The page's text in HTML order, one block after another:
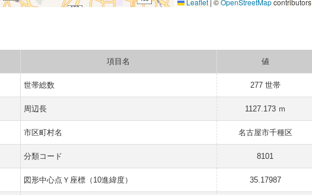
Leaflet | ©OpenStreetMapcontributors
項目名 値
世帯総数 277 世帯
周辺長 1127.173 ｍ
市区町村名 名古屋市千種区
分類コード 8101
図形中心点Ｙ座標（10進緯度） 35.17987